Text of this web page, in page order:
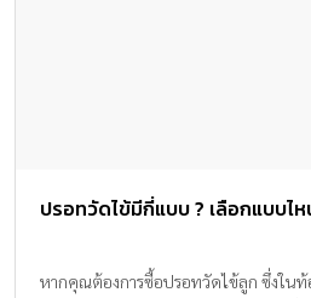
ปรอทวัดไข้มีกี่แบบ ? เลือกแบบไ
หากคุณต้องการซื้อปรอทวัดไข้ลูก ซึ่งใน